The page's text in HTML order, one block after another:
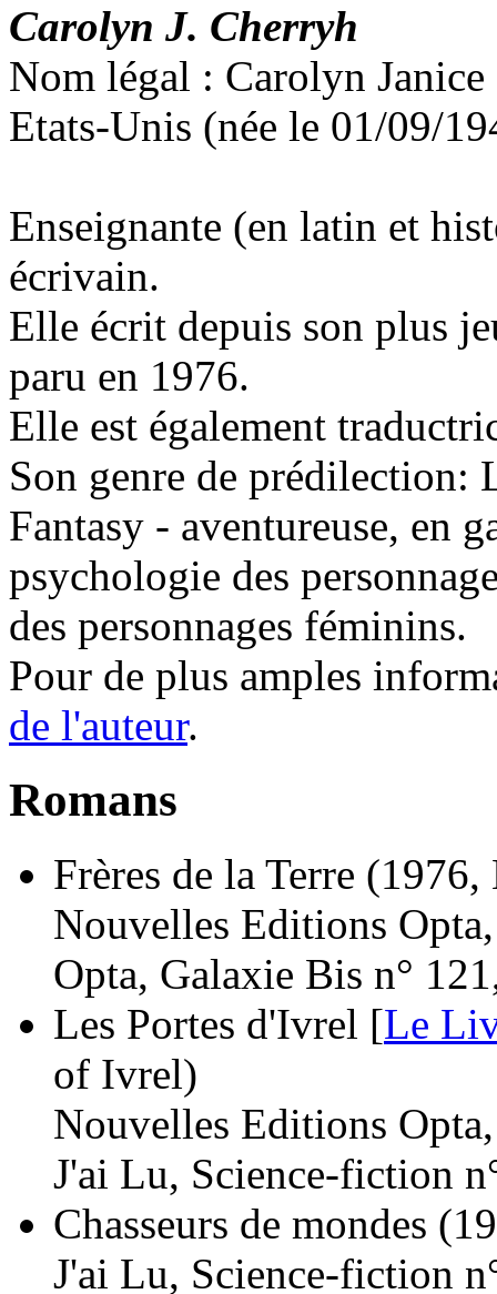
Carolyn J. Cherryh
Nom légal : Carolyn
Etats-Unis (née le 01/09/
Enseignante (en latin et
écrivain.
Elle écrit depuis son plus
paru en 1976.
Elle est également
Son genre de prédilection:
Fantasy - aventureuse, en
psychologie des
des personnages féminins.
Pour de plus amples
de l'auteur.
Romans
Frères de la Terre (1976,
Nouvelles Editions
Opta, Galaxie Bis n°
Les Portes d'Ivrel [Le
of Ivrel)
Nouvelles Editions
J'ai Lu, Science-fiction
Chasseurs de mondes
J'ai Lu, Science-fiction